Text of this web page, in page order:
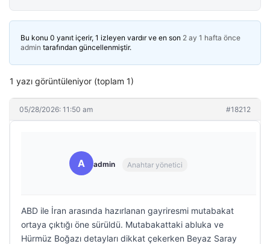
Bu konu 0 yanıt içerir, 1 izleyen vardır ve en son 2 ay 1 hafta önce
admin tarafından güncellenmiştir.
1 yazı görüntüleniyor (toplam 1)
05/28/2026: 11:50 am #18212
A admin Anahtar yönetici
ABD ile İran arasında hazırlanan gayriresmi mutabakat
ortaya çıktığı öne sürüldü. Mutabakattaki abluka ve
Hürmüz Boğazı detayları dikkat çekerken Beyaz Saray